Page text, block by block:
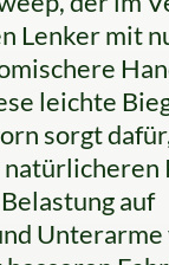
Lenker mit
leichte
sorgt
natürlicheren
auf